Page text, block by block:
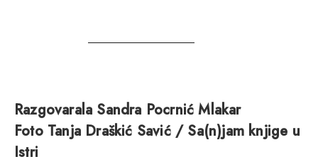
Razgovarala Sandra Pocrnić Mlakar
Foto Tanja Draškić Savić / Sa(n)jam knjige u
Istri